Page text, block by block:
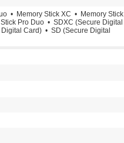
• Memory Stick XC • Memory Stick
Pro Duo • SDXC (Secure Digital
Card) • SD (Secure Digital